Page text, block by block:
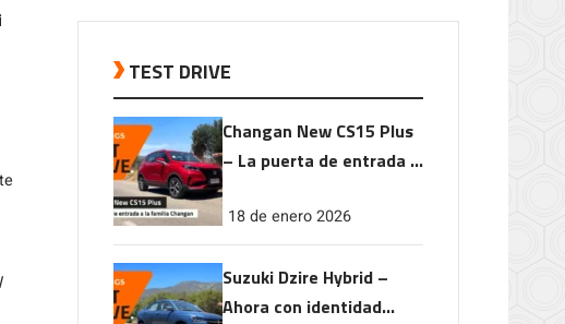
TEST DRIVE
Changan New CS15 Plus
– La puerta de entrada a
18 de enero 2026
Suzuki Dzire Hybrid –
Ahora con identidad